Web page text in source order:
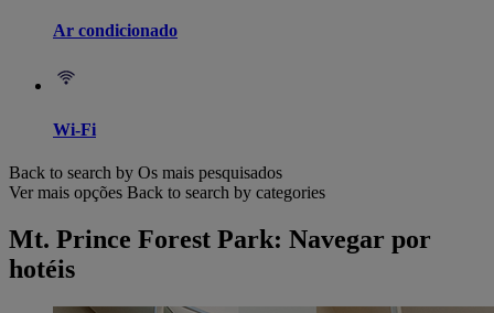
Ar condicionado
Wi-Fi
Back to search by Os mais pesquisados
Ver mais opções Back to search by categories
Mt. Prince Forest Park: Navegar por
hotéis